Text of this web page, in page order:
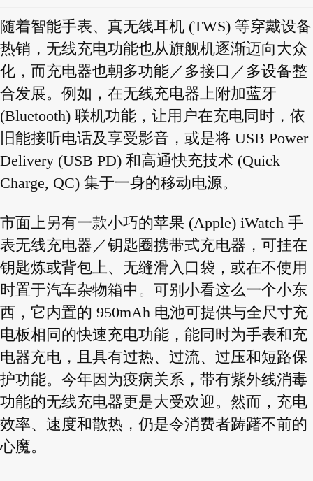
随着智能手表、真无线耳机 (TWS) 等穿戴设备
热销，无线充电功能也从旗舰机逐渐迈向大众
化，而充电器也朝多功能／多接口／多设备整
合发展。例如，在无线充电器上附加蓝牙
(Bluetooth) 联机功能，让用户在充电同时，依
旧能接听电话及享受影音，或是将 USB Power
Delivery (USB PD) 和高通快充技术 (Quick
Charge, QC) 集于一身的移动电源。
市面上另有一款小巧的苹果 (Apple) iWatch 手
表无线充电器／钥匙圈携带式充电器，可挂在
钥匙炼或背包上、无缝滑入口袋，或在不使用
时置于汽车杂物箱中。可别小看这么一个小东
西，它内置的 950mAh 电池可提供与全尺寸充
电板相同的快速充电功能，能同时为手表和充
电器充电，且具有过热、过流、过压和短路保
护功能。今年因为疫病关系，带有紫外线消毒
功能的无线充电器更是大受欢迎。然而，充电
效率、速度和散热，仍是令消费者踌躇不前的
心魔。